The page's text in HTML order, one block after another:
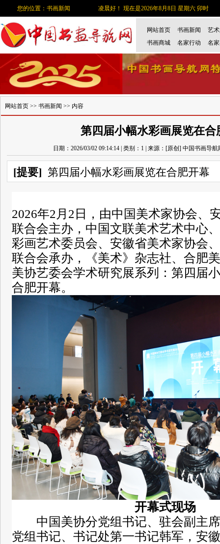
您的位置：书画新闻 凌晨好！ 现在是2026年8月8日 星期六 卯时
网站首页 书画新闻
艺
书画商城
名家行动 名
网站首页 >> 书画新闻 >> 内容
第四届小幅水彩画展览在合
日期：2026/03/02 09:14:14 | 类别：1 | 来源：[原创] 中国书画导
[提要] 第四届小幅水彩画展览在合肥开幕
2026年2月2日，由中国美术家协会、
联合会主办，中国文联美术艺术中心
彩画艺术委员会、安徽省美术家协会
联合会承办，《美术》杂志社、合肥
美协艺委会学术研究展系列：第四届
合肥开幕。
开幕式现场
中国美协分党组书记、驻会副主
党组书记、书记处第一书记韩军，安